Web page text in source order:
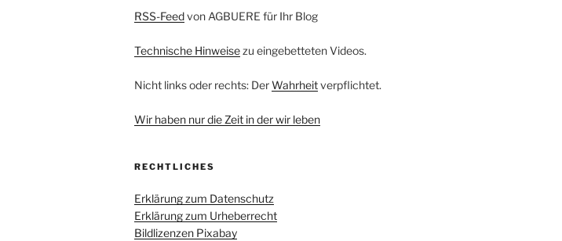
RSS-Feedvon AGBUERE für Ihr Blog
Technische Hinweisezu eingebetteten Videos.
Nicht links oder rechts: DerWahrheitverpflichtet.
Wir haben nur die Zeit in der wir leben
RECHTLICHES
Erklärung zum Datenschutz
Erklärung zum Urheberrecht
Bildlizenzen Pixabay